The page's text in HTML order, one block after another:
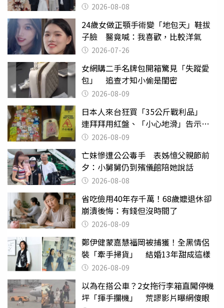
2026-08-08
24歲女做正顎手術變「地包天」鞋拔
子臉 醫竟喊：我喜歡，比較洋氣
2026-07-26
女網購二手名牌包開箱驚見「失蹤愛
包」 追查才知小偷是閨密
2026-08-09
日本人來台狂買「35公斤戰利品」
連拜拜用紅盤、「小心地滑」告示牌
也帶回家
2026-08-09
亡妹慘遭公公毒手 表姊憶父親節前
夕：小舅舅仍到殯儀館陪她說話
2026-08-08
省吃儉用40年存千萬！68歲嬤退休卻
崩潰後悔：有錢但沒時間了
2026-08-09
鄭伊健蒙嘉慧福岡被捕獲！全黑情侶
裝「牽手掃貨」 結婚13年甜成這樣
2026-08-09
以為在搭公車？2女拖行李箱直闖停機
坪「揮手攔機」 荒謬影片曝網傻眼